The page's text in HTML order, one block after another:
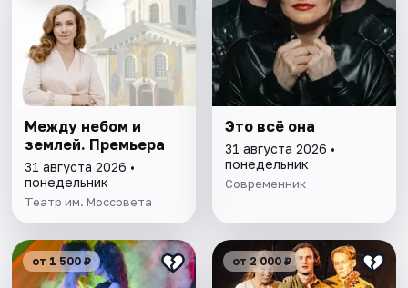
Между небом и
землей. Премьера
31 августа 2026 •
понедельник
Театр им. Моссовета
Это всё она
31 августа 2026 •
понедельник
Современник
от 1 500 ₽ от 2 000 ₽